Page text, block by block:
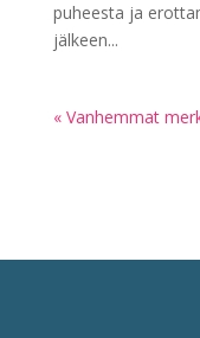
puheesta ja
jälkeen...
« Vanhemmat